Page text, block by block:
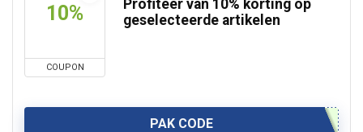
10%
COUPON
Profiteer van 10% korting op
geselecteerde artikelen
PAK CODE